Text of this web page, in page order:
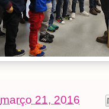
março 21, 2016